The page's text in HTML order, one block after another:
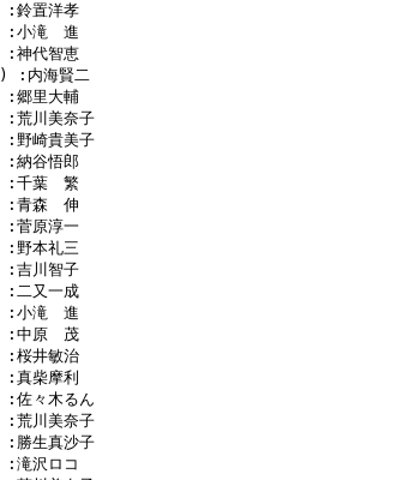
:鈴置洋孝
:小滝　進
:神代智恵
) :内海賢二
:郷里大輔
:荒川美奈子
:野崎貴美子
:納谷悟郎
:千葉　繁
:青森　伸
:菅原淳一
:野本礼三
:吉川智子
:二又一成
:小滝　進
:中原　茂
:桜井敏治
:真柴摩利
:佐々木るん
:荒川美奈子
:勝生真沙子
:滝沢ロコ